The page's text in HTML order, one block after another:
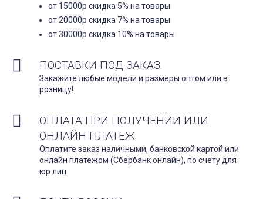
от 15000р скидка 5% на товары
от 20000р скидка 7% на товары
от 30000р скидка 10% на товары
ПОСТАВКИ ПОД ЗАКАЗ.
Закажите любые модели и размеры оптом или в
розницу!
ОПЛАТА ПРИ ПОЛУЧЕНИИ ИЛИ
ОНЛАЙН ПЛАТЕЖ
Оплатите заказ наличными, банковской картой или
онлайн платежом (Сбербанк онлайн), по счету для
юр.лиц.